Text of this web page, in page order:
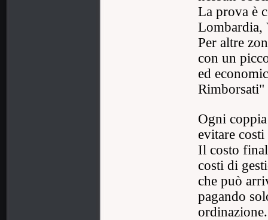
La prova è
Lombardia,
Per altre
con un
ed
Rimborsati"
Ogni
evitare
Il costo
costi di
che può
pagando